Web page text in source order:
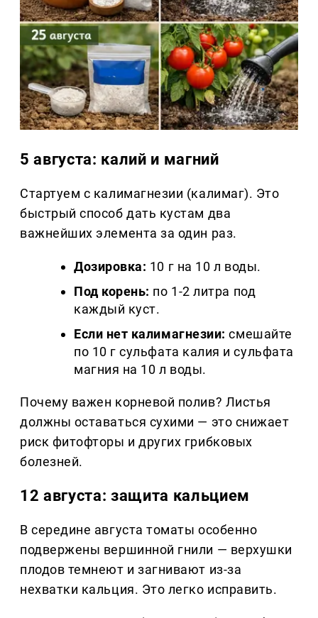
5 августа: калий и магний
Стартуем с калимагнезии (калимаг). Это
быстрый способ дать кустам два
важнейших элемента за один раз.
Дозировка: 10 г на 10 л воды.
Под корень: по 1-2 литра под
каждый куст.
Если нет калимагнезии: смешайте
по 10 г сульфата калия и сульфата
магния на 10 л воды.
Почему важен корневой полив? Листья
должны оставаться сухими — это снижает
риск фитофторы и других грибковых
болезней.
12 августа: защита кальцием
В середине августа томаты особенно
подвержены вершинной гнили — верхушки
плодов темнеют и загнивают из-за
нехватки кальция. Это легко исправить.